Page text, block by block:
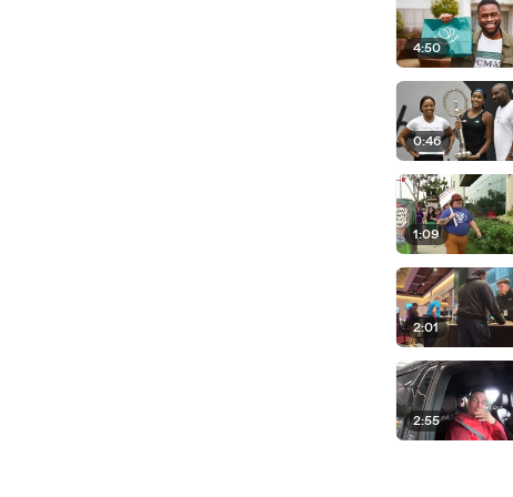
4:50
0:46
1:09
2:01
2:55